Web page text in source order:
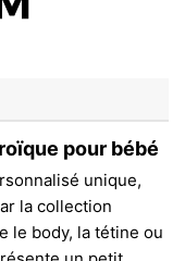
pour bébé
unique,
la collection
le body, la tétine ou